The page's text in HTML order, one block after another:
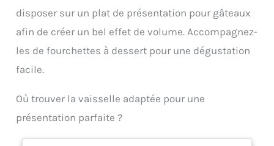
disposer sur un plat de présentation pour gâteaux
afin de créer un bel effet de volume. Accompagnez-
les de fourchettes à dessert pour une dégustation
facile.
Où trouver la vaisselle adaptée pour une
présentation parfaite ?